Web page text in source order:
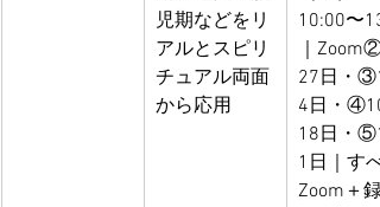
児期などをリ
アルとスピリ
チュアル両面
から応用
10:00〜
｜
27日・
4日・
18日・
1日｜すべ
Zoom＋録